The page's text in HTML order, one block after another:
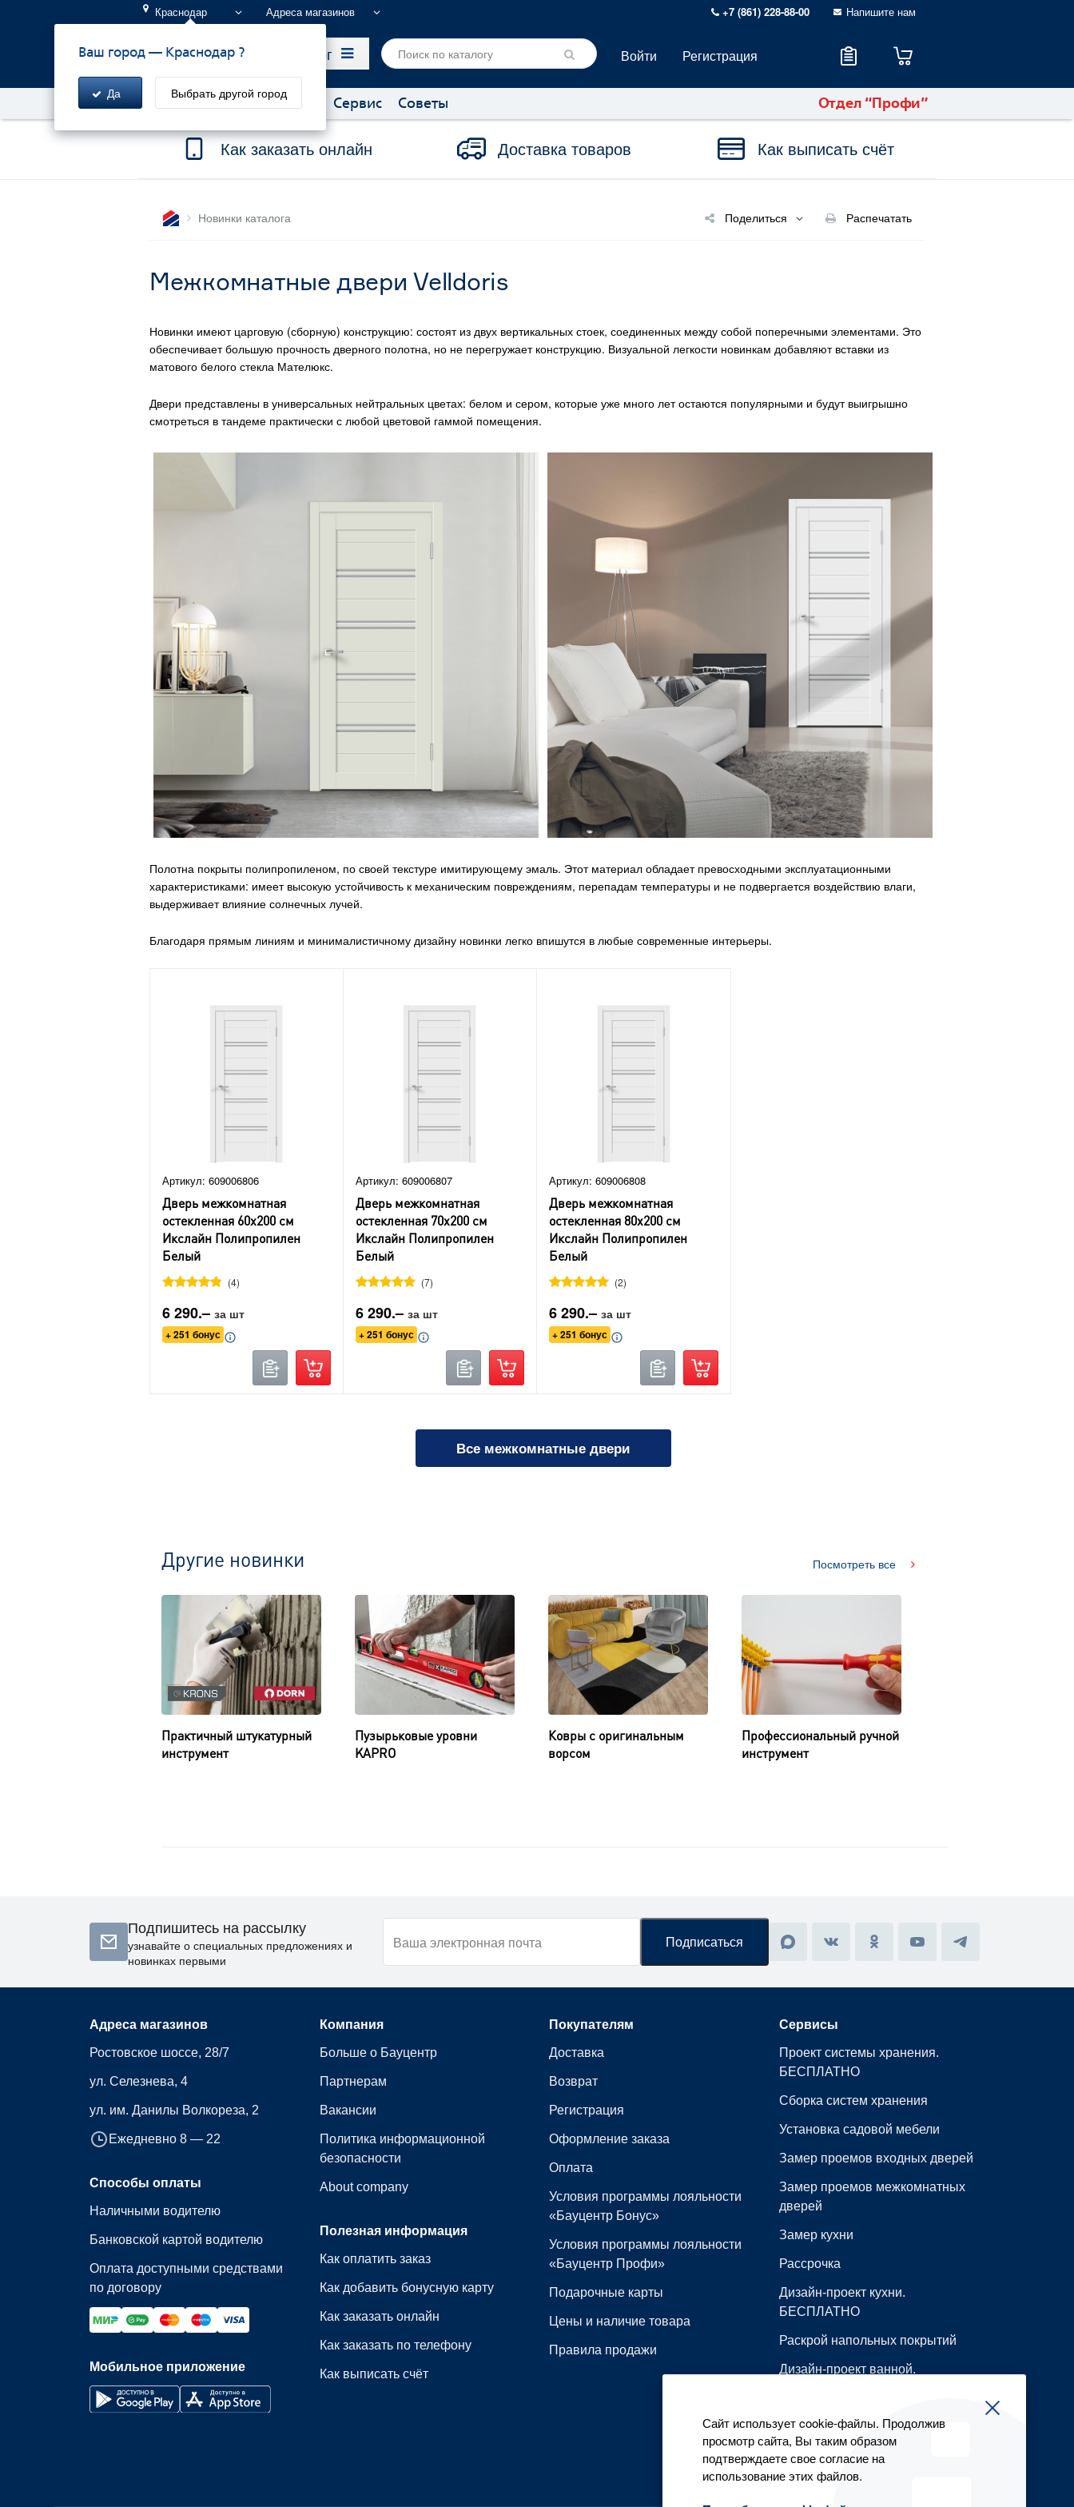
Краснодар
Ваш город — Краснодар ?
Да Выбрать другой город
Адреса магазинов +7 (861) 228-88-00 Напишите нам
Каталог Войти Регистрация
Акции! Бонусы и скидки Сервис Советы Отдел “Профи”
Как заказать онлайн Доставка товаров Как выписать счёт
Новинки каталога Поделиться Распечатать
Межкомнатные двери Velldoris
Новинки имеют царговую (сборную) конструкцию: состоят из двух вертикальных стоек, соединенных между собой поперечными элементами. Это
обеспечивает большую прочность дверного полотна, но не перегружает конструкцию. Визуальной легкости новинкам добавляют вставки из
матового белого стекла Мателюкс.
Двери представлены в универсальных нейтральных цветах: белом и сером, которые уже много лет остаются популярными и будут выигрышно
смотреться в тандеме практически с любой цветовой гаммой помещения.
Полотна покрыты полипропиленом, по своей текстуре имитирующему эмаль. Этот материал обладает превосходными эксплуатационными
характеристиками: имеет высокую устойчивость к механическим повреждениям, перепадам температуры и не подвергается воздействию влаги,
выдерживает влияние солнечных лучей.
Благодаря прямым линиям и минималистичному дизайну новинки легко впишутся в любые современные интерьеры.
Артикул: 609006806
Дверь межкомнатная
остекленная 60х200 см
Икслайн Полипропилен
Белый
4
6 290.– за шт
+ 251 бонус
Артикул: 609006807
Дверь межкомнатная
остекленная 70х200 см
Икслайн Полипропилен
Белый
7
6 290.– за шт
+ 251 бонус
Артикул: 609006808
Дверь межкомнатная
остекленная 80х200 см
Икслайн Полипропилен
Белый
2
6 290.– за шт
+ 251 бонус
Все межкомнатные двери
Другие новинки Посмотреть все
Практичный штукатурный
инструмент
Пузырьковые уровни
KAPRO
Ковры с оригинальным
ворсом
Профессиональный ручной
инструмент
Подпишитесь на рассылку
узнавайте о специальных предложениях и
новинках первыми
Адреса магазинов
Ростовское шоссе, 28/7
ул. Селезнева, 4
ул. им. Данилы Волкореза, 2
Ежедневно 8 — 22
Способы оплаты
Наличными водителю
Банковской картой водителю
Оплата доступными средствами
по договору
Мобильное приложение
Компания
Больше о Бауцентр
Партнерам
Вакансии
Политика информационной
безопасности
About сompany
Полезная информация
Как оплатить заказ
Как добавить бонусную карту
Как заказать онлайн
Как заказать по телефону
Как выписать счёт
Покупателям
Доставка
Возврат
Регистрация
Оформление заказа
Оплата
Условия программы лояльности
«Бауцентр Бонус»
Условия программы лояльности
«Бауцентр Профи»
Подарочные карты
Цены и наличие товара
Правила продажи
Сервисы
Проект системы хранения.
БЕСПЛАТНО
Сборка систем хранения
Установка садовой мебели
Замер проемов входных дверей
Замер проемов межкомнатных
дверей
Замер кухни
Рассрочка
Дизайн-проект кухни.
БЕСПЛАТНО
Раскрой напольных покрытий
Дизайн-проект ванной.
Резка металлопроката
Все сервисы
Сайт использует cookie-файлы. Продолжив
просмотр сайта, Вы таким образом
подтверждаете свое согласие на
использование этих файлов.